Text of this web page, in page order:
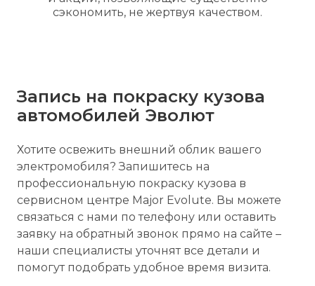
сэкономить, не жертвуя качеством.
Запись на покраску кузова
автомобилей Эволют
Хотите освежить внешний облик вашего
электромобиля? Запишитесь на
профессиональную покраску кузова в
сервисном центре Major Evolute. Вы можете
связаться с нами по телефону или оставить
заявку на обратный звонок прямо на сайте –
наши специалисты уточнят все детали и
помогут подобрать удобное время визита.